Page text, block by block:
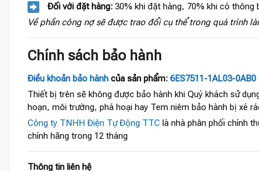
Đối với đặt hàng: 30% khi đặt hàng, 70% khi có thông
Về phần công nợ sẽ được trao đổi cụ thể trong quá trình
Chính sách bảo hành
Điều khoản bảo hành của sản phẩm: 6ES7511-1AL03-0AB0
Thiết bị trên sẽ không được bảo hành khi Quý khách sử
hoạn, môi trường, phá hoại hay Tem niêm bảo hành bị xé
Công ty TNHH Điện Tự Động TTC là nhà phân phối chính
chính hãng trong 12 tháng
Thông tin liên hệ